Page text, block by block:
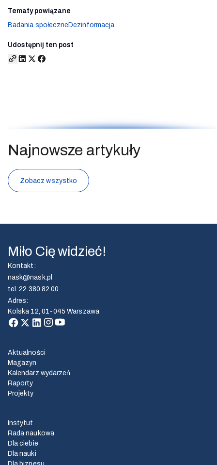
Tematy powiązane
Badania społeczne Dezinformacja
Udostępnij ten post
Najnowsze artykuły
Zobacz wszystko
Miło Cię widzieć!
Kontakt :
nask@nask.pl
tel.22 380 82 00
Adres:
Kolska 12, 01-045 Warszawa
Aktualności
Magazyn
Kalendarz wydarzeń
Raporty
Projekty
Instytut
Rada naukowa
Dla ciebie
Dla nauki